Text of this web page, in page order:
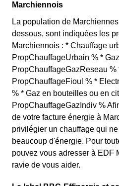
Marchiennois
La population de
dessous, sont indiquées les
Marchiennois : * Chauffage
PropChauffageUrbain % *
PropChauffageGazReseau %
PropChauffageFioul % *
% * Gaz en bouteilles ou en
PropChauffageGazIndiv %
de votre facture énergie à
privilégier un chauffage qui
beaucoup d'énergie. Pour
pouvez vous adresser à EDF
ravie de vous aider.